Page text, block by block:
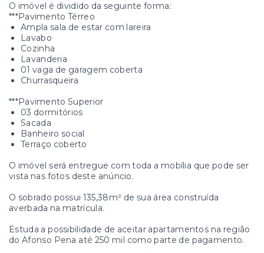
O imóvel é dividido da seguinte forma:
***Pavimento Térreo
Ampla sala de estar com lareira
Lavabo
Cozinha
Lavanderia
01 vaga de garagem coberta
Churrasqueira
***Pavimento Superior
03 dormitórios
Sacada
Banheiro social
Terraço coberto
O imóvel será entregue com toda a mobília que pode ser
vista nas fotos deste anúncio.
O sobrado possui 135,38m² de sua área construída
averbada na matrícula.
Estuda a possibilidade de aceitar apartamentos na região
do Afonso Pena até 250 mil como parte de pagamento.